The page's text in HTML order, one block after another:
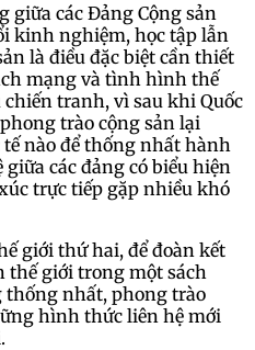
giữa các Đảng Cộng sản
kinh nghiệm, học tập lẫn
là điều đặc biệt cần thiết
mạng và tình hình thế
tranh, vì sau khi Quốc
trào cộng sản lại
nào để thống nhất hành
các đảng có biểu hiện
trực tiếp gặp nhiều khó
giới thứ hai, để đoàn kết
thế giới trong một sách
thống nhất, phong trào
hình thức liên hệ mới